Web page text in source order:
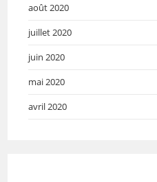
août 2020
juillet 2020
juin 2020
mai 2020
avril 2020